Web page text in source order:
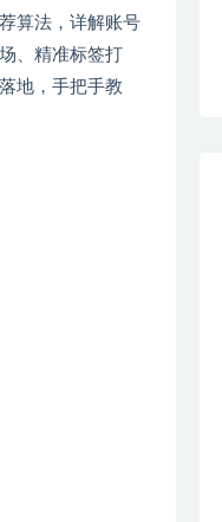
算法，详解账号
、精准标签打
地，手把手教